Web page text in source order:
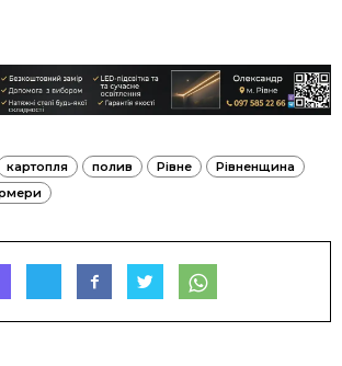
картопля полив Рівне
Рівненщина